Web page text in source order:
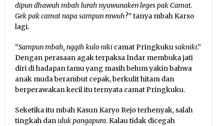
dipun dhawuh mbah lurah nyuwunaken leges pak Camat.
Gek pak camat napa sampun rawuh?” tanya mbah Karso
lagi.
“Sampun mbah, nggih kulo niki camat Pringkukusakniki.”
Dengan perasaan agak terpaksa Indar membuka jati
diri di hadapan tamu yang masih belum yakin bahwa
anak muda berambut cepak, berkulit hitam dan
berperawakan kecil itu ternyata camat Pringkuku.
Seketika itu mbah Kasun Karyo Rejo terhenyak, salah
tingkah danuluk pangapura. Kalau tidak dicegah